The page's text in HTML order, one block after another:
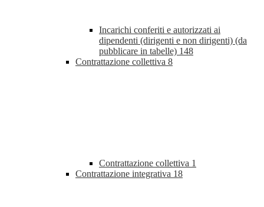
Incarichi conferiti e autorizzati ai
dipendenti (dirigenti e non dirigenti) (da
pubblicare in tabelle) 148
Contrattazione collettiva 8
Contrattazione collettiva 1
Contrattazione integrativa 18